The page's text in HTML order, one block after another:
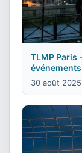
TLMP Paris
événements
30 août 2025